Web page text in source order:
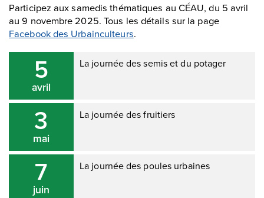
Participez aux samedis thématiques au CÉAU, du 5 avril
au 9 novembre 2025. Tous les détails sur la page
Facebook des Urbainculteurs.
5
avril
La journée des semis et du potager
3
mai
La journée des fruitiers
7
juin
La journée des poules urbaines